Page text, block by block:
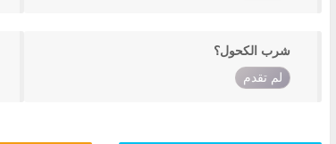
شرب الكحول؟
لم تقدم